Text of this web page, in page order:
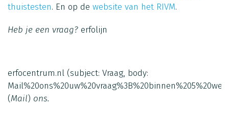
thuistesten. En op de website van het RIVM.
Heb je een vraag? erfolijn
erfocentrum.nl (subject: Vraag, body:
(Mail) ons.